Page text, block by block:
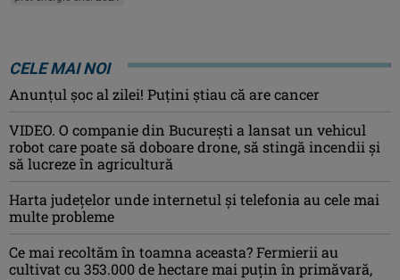
CELE MAI NOI
Anunţul şoc al zilei! Puţini ştiau că are cancer
VIDEO. O companie din București a lansat un vehicul
robot care poate să doboare drone, să stingă incendii și
să lucreze în agricultură
Harta județelor unde internetul și telefonia au cele mai
multe probleme
Ce mai recoltăm în toamna aceasta? Fermierii au
cultivat cu 353.000 de hectare mai puțin în primăvară,